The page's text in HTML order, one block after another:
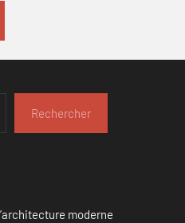
Rechercher
moderne